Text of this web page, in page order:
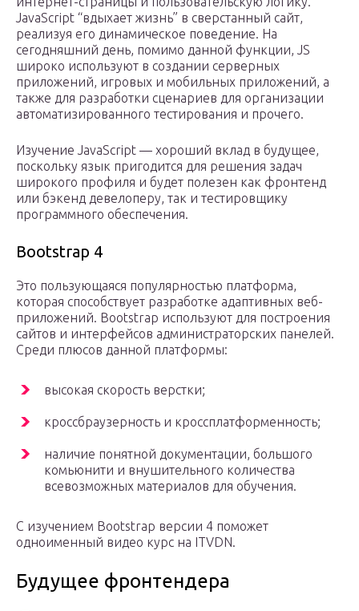
JavaScript “вдыхает жизнь” в сверстанный сайт,
реализуя его динамическое поведение. На
сегодняшний день, помимо данной функции, JS
широко используют в создании серверных
приложений, игровых и мобильных приложений, а
также для разработки сценариев для организации
автоматизированного тестирования и прочего.
Изучение JavaScript — хороший вклад в будущее,
поскольку язык пригодится для решения задач
широкого профиля и будет полезен как фронтенд
или бэкенд девелоперу, так и тестировщику
программного обеспечения.
Bootstrap 4
Это пользующаяся популярностью платформа,
которая способствует разработке адаптивных веб-
приложений. Bootstrap используют для построения
сайтов и интерфейсов администраторских панелей.
Среди плюсов данной платформы:
высокая скорость верстки;
кроссбраузерность и кроссплатформенность;
наличие понятной документации, большого
комьюнити и внушительного количества
всевозможных материалов для обучения.
С изучением Bootstrap версии 4 поможет
одноименный видео курс на ITVDN.
Будущее фронтендера